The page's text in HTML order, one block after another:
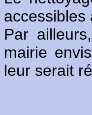
accessibles
Par
mairie
leur serait